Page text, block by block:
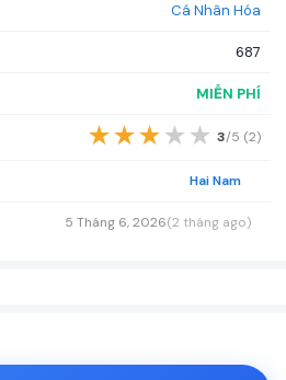
Cá Nhân Hóa
687
MIỄN PHÍ
★★★★ ★ 3/5 (2)
Hai Nam
5 Tháng 6, 2026(2 tháng ago)